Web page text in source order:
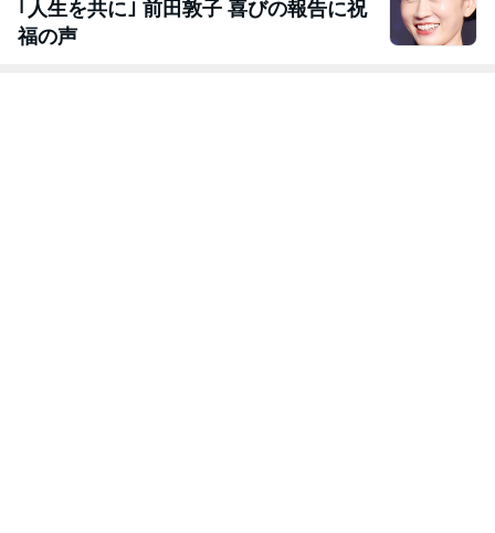
｢人生を共に｣ 前田敦子 喜びの報告に祝
福の声